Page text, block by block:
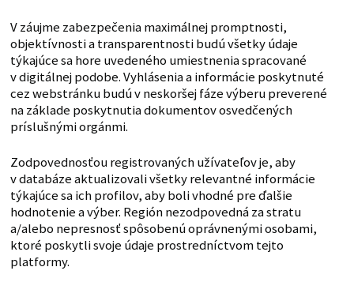
V záujme zabezpečenia maximálnej promptnosti,
objektívnosti a transparentnosti budú všetky údaje
týkajúce sa hore uvedeného umiestnenia spracované
v digitálnej podobe. Vyhlásenia a informácie poskytnuté
cez webstránku budú v neskoršej fáze výberu preverené
na základe poskytnutia dokumentov osvedčených
príslušnými orgánmi.
Zodpovednosťou registrovaných užívateľov je, aby
v databáze aktualizovali všetky relevantné informácie
týkajúce sa ich profilov, aby boli vhodné pre ďalšie
hodnotenie a výber. Región nezodpovedná za stratu
a/alebo nepresnosť spôsobenú oprávnenými osobami,
ktoré poskytli svoje údaje prostredníctvom tejto
platformy.